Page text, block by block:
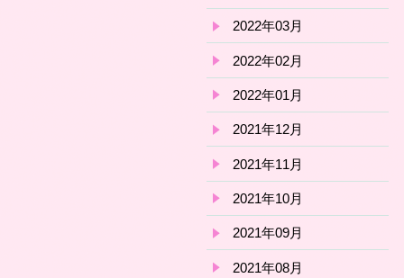
2022年03月
2022年02月
2022年01月
2021年12月
2021年11月
2021年10月
2021年09月
2021年08月